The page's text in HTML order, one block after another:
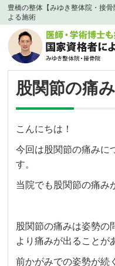
豊橋の整体【みゆき整体院・接
よる施術
股関節の痛
こんにちは！
今回は股関節の痛みに
す。
当院でも股関節の痛み
股関節の痛みは姿勢の
より痛みが出ることが
前かがみでの姿勢が続